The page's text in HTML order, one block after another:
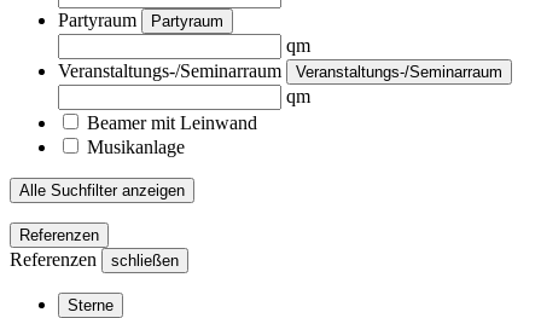
Partyraum Partyraum
qm
Veranstaltungs-/Seminarraum
Veranstaltungs-/Seminarraum
qm
Beamer mit Leinwand
Musikanlage
Alle Suchfilter anzeigen
Referenzen
Referenzen schließen
Sterne